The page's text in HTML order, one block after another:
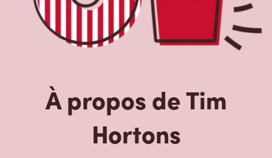
À propos de Tim
Hortons